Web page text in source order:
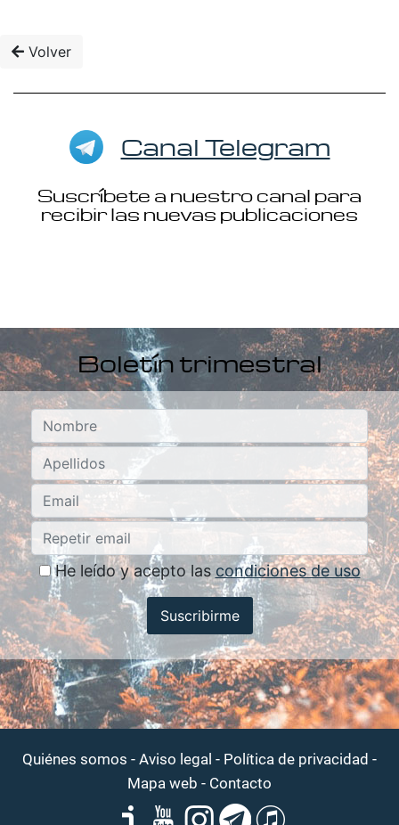
Volver
Canal Telegram
Suscríbete a nuestro canal para
recibir las nuevas publicaciones
Boletín trimestral
He leído y acepto las condiciones de uso
Suscribirme
Quiénes somos - Aviso legal - Política de privacidad -
Mapa web - Contacto